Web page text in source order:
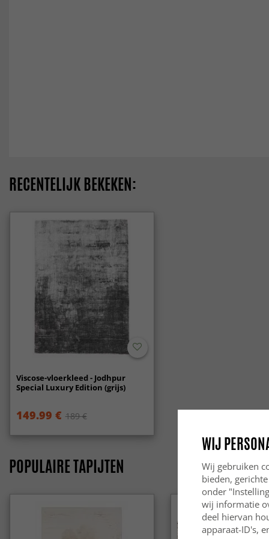
RECENTELIJK BEKEKEN:
Viscose-vloerkleed - Jodhpur
Special Luxury Edition (grijs)
149.99 € 189 €
POPULAIRE TAPIJTEN
WIJ
Wij gebruiken
bieden,
onder
wij informatie
deel hiervan
apparaat-ID's,